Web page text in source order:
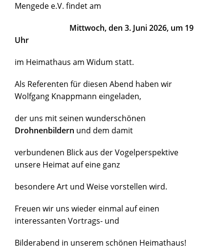
Mengede e.V. findet am
Mittwoch, den 3. Juni 2026, um 19
Uhr
im Heimathaus am Widum statt.
Als Referenten für diesen Abend haben wir
Wolfgang Knappmann eingeladen,
der uns mit seinen wunderschönen
Drohnenbildern und dem damit
verbundenen Blick aus der Vogelperspektive
unsere Heimat auf eine ganz
besondere Art und Weise vorstellen wird.
Freuen wir uns wieder einmal auf einen
interessanten Vortrags- und
Bilderabend in unserem schönen Heimathaus!